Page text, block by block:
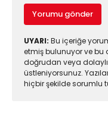
Yorumu gönder
UYARI: Bu içeriğe
etmiş bulunuyor ve bu
doğrudan veya
üstleniyorsunuz.
hiçbir şekilde sorumlu